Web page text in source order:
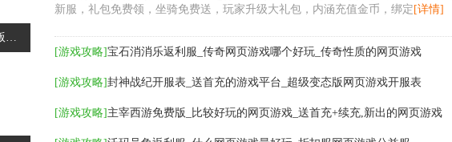
畅玩【传奇世界】福利版，免费福利送不停
新服，礼包免费领，坐骑免费送，玩家升级大礼包，内涵充值金币，绑定 [详情]
[游戏攻略]宝石消消乐返利服_传奇网页游戏哪个好玩_传奇性质的网页游戏
[游戏攻略]封神战纪开服表_送首充的游戏平台_超级变态版网页游戏开服表
[游戏攻略] 主宰西游免费版_比较好玩的网页游戏_送首充+续充,新出的网页游戏